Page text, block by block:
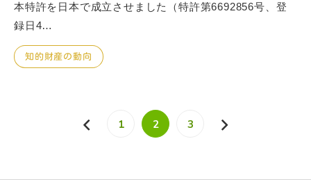
本特許を日本で成立させました（特許第6692856号、登
録日4…
知的財産の動向
1 2 3